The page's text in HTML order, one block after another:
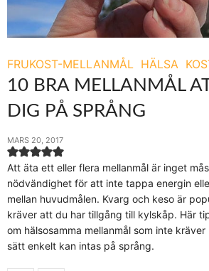
FRUKOST-MELLANMÅL HÄLSA
10 BRA MELLANMÅL
DIG PÅ SPRÅNG
MARS 20, 2017
Att äta ett eller flera mellanmål är inget
nödvändighet för att inte tappa energin
mellan huvudmålen. Kvarg och keso är
kräver att du har tillgång till kylskåp. Här
om hälsosamma mellanmål som inte
sätt enkelt kan intas på språng.